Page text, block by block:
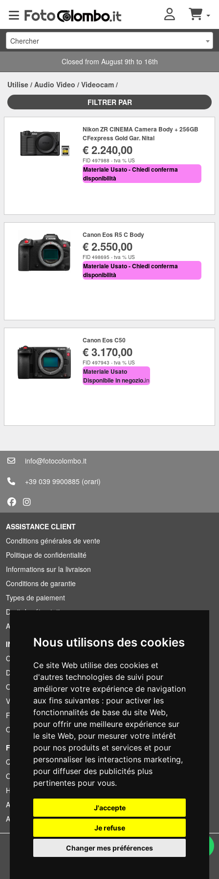
Nous utilisons des cookies
Ce site Web utilise des cookies et
d'autres technologies de suivi pour
améliorer votre expérience de navigation
aux fins suivantes : pour activer les
fonctionnalités de base du site Web,
pour offrir une meilleure expérience sur
le site Web, pour mesurer votre intérêt
pour nos produits et services et pour
personnaliser les interactions marketing,
pour diffuser des publicités plus
pertinentes pour vous.
J'accepte
Je refuse
Changer mes préférences
Chercher
Closed from August 9th to 16th
Utilise / Audio Video / Videocam /
FILTRER PAR
Nikon ZR CINEMA Camera Body + 256GB
CFexpress Gold Gar. Nital
€ 2.240,00
FID 497988 - tva % US
Materiale Usato - Chiedi conferma
disponibilità
Canon Eos R5 C Body
€ 2.550,00
FID 498695 - tva % US
Materiale Usato - Chiedi conferma
disponibilità
Canon Eos C50
€ 3.170,00
FID 497943 - tva % US
Materiale Usato
Disponibile in negozio.in
info@fotocolombo.it
+39 039 9900885 (orari)
ASSISTANCE CLIENT
Conditions générales de vente
Politique de confidentialité
Informations sur la livraison
Conditions de garantie
Types de paiement
Droit de rétractation
Application de la TVA
INFORMATION
Conditions de location
Devis
Offre groupée
Vous avez trouvé moins cher?
Financement
Occasion
FOTOCOLOMBO.IT
Qui sommes-nous
Où nous trouver
Horaires d'ouverture
Avis sur Trovaprezzi
Avis sur Google
Copyright © Fotocolombo Srl - Viale Verdi 95 - 23807 Merate (LC) - P. Iva
03298370135 - SDI: M5UXCR1